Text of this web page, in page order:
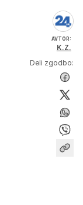
AVTOR:
K.Z.
Deli zgodbo: